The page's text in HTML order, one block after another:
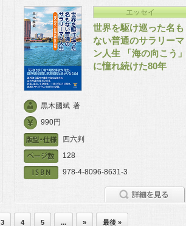
エッセイ
世界を駆け巡った名も
ない普通のサラリーマ
ン人生 「海の向こう」
に憧れ続けた80年
黒木國斌 著
990円
四六判
128
978-4-8096-8631-3
3 4 5 ... » 最後 »